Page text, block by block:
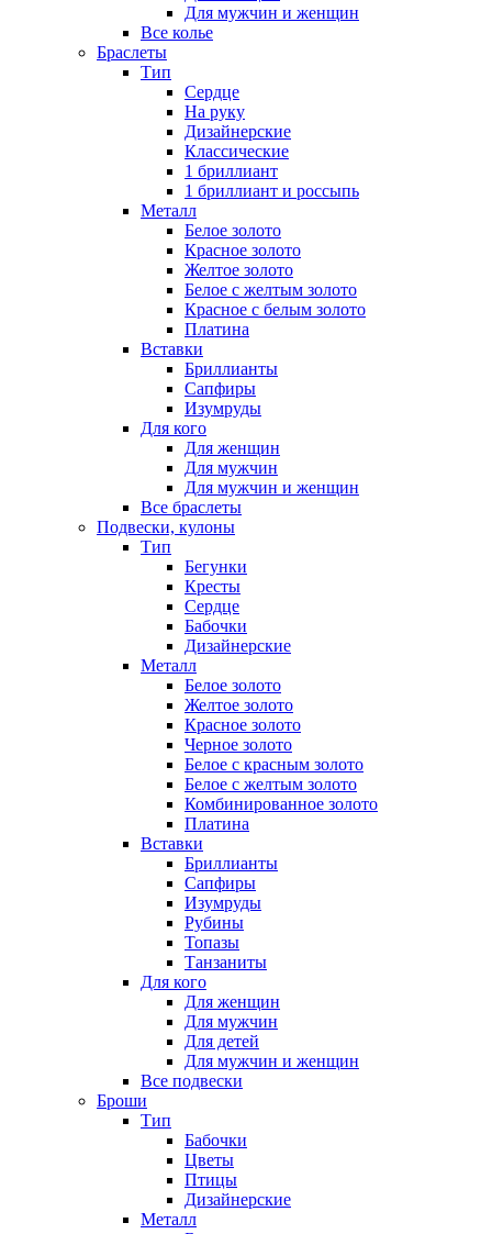
Для мужчин и женщин
Все колье
Браслеты
Тип
Сердце
На руку
Дизайнерские
Классические
1 бриллиант
1 бриллиант и россыпь
Металл
Белое золото
Красное золото
Желтое золото
Белое с желтым золото
Красное с белым золото
Платина
Вставки
Бриллианты
Сапфиры
Изумруды
Для кого
Для женщин
Для мужчин
Для мужчин и женщин
Все браслеты
Подвески, кулоны
Тип
Бегунки
Кресты
Сердце
Бабочки
Дизайнерские
Металл
Белое золото
Желтое золото
Красное золото
Черное золото
Белое с красным золото
Белое с желтым золото
Комбинированное золото
Платина
Вставки
Бриллианты
Сапфиры
Изумруды
Рубины
Топазы
Танзаниты
Для кого
Для женщин
Для мужчин
Для детей
Для мужчин и женщин
Все подвески
Броши
Тип
Бабочки
Цветы
Птицы
Дизайнерские
Металл